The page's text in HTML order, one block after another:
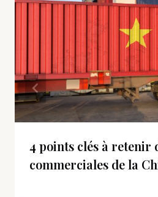
4 points clés à retenir
commerciales de la